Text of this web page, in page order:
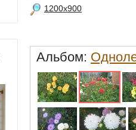
1200x900
Альбом: